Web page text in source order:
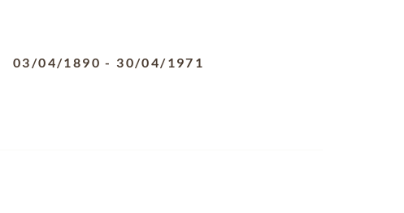
03/04/1890 - 30/04/1971